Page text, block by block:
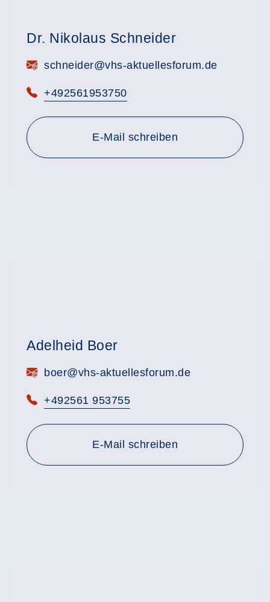
Dr. Nikolaus Schneider
E-Mail:schneider@vhs-aktuellesforum.de
Telefon:
+492561953750
E-Mail schreiben
Adelheid Boer
E-Mail:boer@vhs-aktuellesforum.de
Telefon:
+492561 953755
E-Mail schreiben